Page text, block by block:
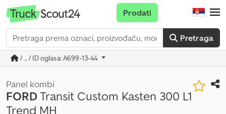
Pretraga
Prodati
/ ... / ID oglasa: A699-13-44
Panel kombi
FORDTransit Custom Kasten 300 L1
Trend MH